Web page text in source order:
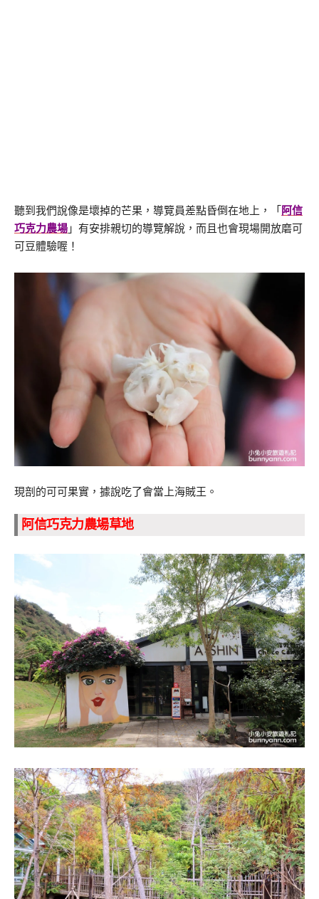
聽到我們說像是壞掉的芒果，導覽員差點昏倒在地上，「 阿信
巧克力農場 」有安排親切的導覽解說，而且也會現場開放磨可
可豆體驗喔！
現剖的可可果實，據說吃了會當上海賊王。
阿信巧克力農場草地